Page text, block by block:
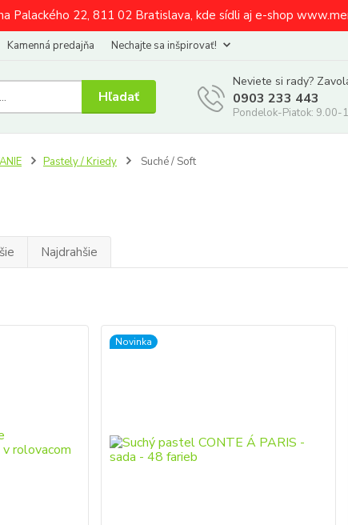
Palackého 22, 811 02 Bratislava, kde sídli aj e-shop
Kamenná predajňa Nechajte sa inšpirovať!
Hľadať
Neviete si rady?
0903 233 443
Pondelok-Piatok: 9.00-
Pastely / Kriedy Suché / Soft
Najdrahšie
Novinka